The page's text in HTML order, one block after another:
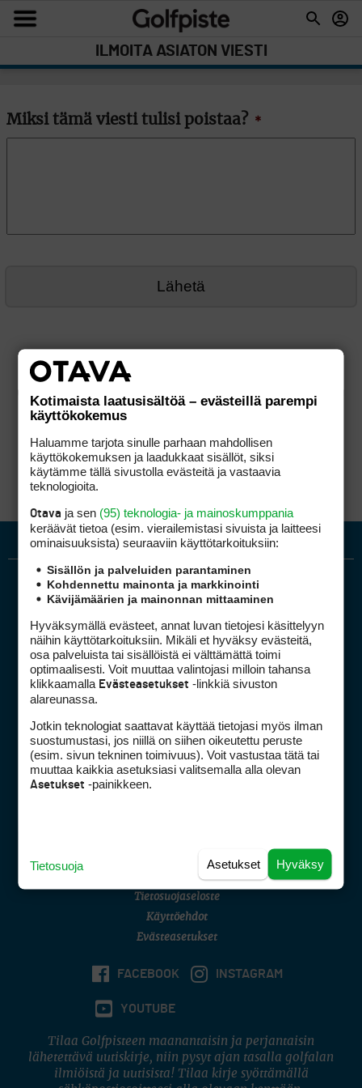
ILMOITA ASIATON VIESTI
Miksi tämä viesti tulisi poistaa? *
Golfpiste mediakortti
Golfpisteen yhteystiedot
DSA avoimuusraportti
Asiakaspalvelu
(digi) digi@otavamedia.fi
Tietosuojaseloste
Käyttöehdot
Evästeasetukset
FACEBOOK INSTAGRAM
YOUTUBE
Tilaa Golfpisteen maanantaisin ja perjantaisin
lähetettävä uutiskirje, niin pysyt ajan tasalla golfalan
ilmiöistä ja uutisista! Tilaa kirje syöttämällä
Kotimaista laatusisältöä – evästeillä parempi
käyttökokemus
Haluamme tarjota sinulle parhaan mahdollisen
käyttökokemuksen ja laadukkaat sisällöt, siksi
käytämme tällä sivustolla evästeitä ja vastaavia
teknologioita.
Otava ja sen (95) teknologia- ja mainoskumppania
keräävät tietoa (esim. vierailemis­tasi sivuista ja laitteesi
ominaisuuk­sista) seuraaviin käyttötarkoituksiin:
Sisällön ja palveluiden parantaminen
Kohdennettu mainonta ja markkinointi
Kävijämäärien ja mainonnan mittaaminen
Hyväksymällä evästeet, annat luvan tietojesi käsittelyyn
näihin käyttötarkoituksiin. Mikäli et hyväksy evästeitä,
osa palveluista tai sisällöistä ei välttämättä toimi
optimaalisesti. Voit muuttaa valintojasi milloin tahansa
klikkaamalla Evästeasetukset -linkkiä sivuston
alareunassa.
Jotkin teknologiat saattavat käyttää tietojasi myös ilman
suostumustasi, jos niillä on siihen oikeutettu peruste
(esim. sivun tekninen toimivuus). Voit vastustaa tätä tai
muuttaa kaikkia asetuksiasi valitsemalla alla olevan
Asetukset -painikkeen.
Hyväksy
Asetukset
Tietosuoja